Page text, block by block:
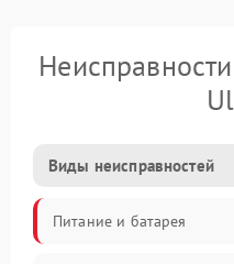
Виды неисправностей
Питание и батарея